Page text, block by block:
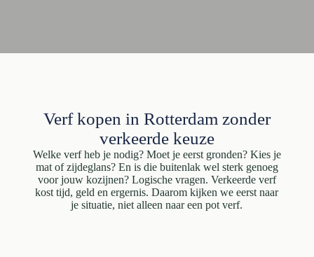
Verf kopen in Rotterdam zonder
verkeerde keuze
Welke verf heb je nodig? Moet je eerst gronden? Kies je
mat of zijdeglans? En is die buitenlak wel sterk genoeg
voor jouw kozijnen? Logische vragen. Verkeerde verf
kost tijd, geld en ergernis. Daarom kijken we eerst naar
je situatie, niet alleen naar een pot verf.